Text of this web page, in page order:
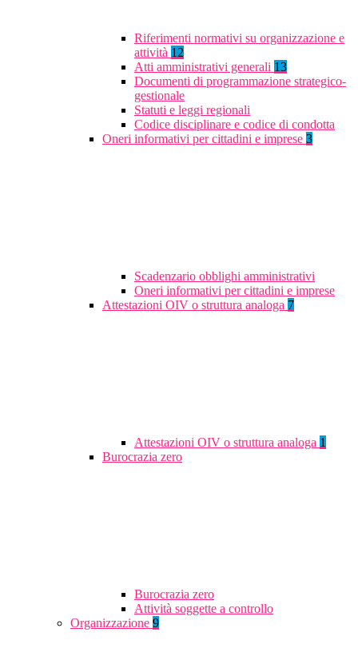
Riferimenti normativi su organizzazione e
attività 12
Atti amministrativi generali 13
Documenti di programmazione strategico-
gestionale
Statuti e leggi regionali
Codice disciplinare e codice di condotta
Oneri informativi per cittadini e imprese 3
Scadenzario obblighi amministrativi
Oneri informativi per cittadini e imprese
Attestazioni OIV o struttura analoga 7
Attestazioni OIV o struttura analoga 1
Burocrazia zero
Burocrazia zero
Attività soggette a controllo
Organizzazione 9